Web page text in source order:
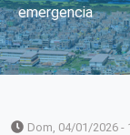
emergencia
Dom, 04/01/2026 -